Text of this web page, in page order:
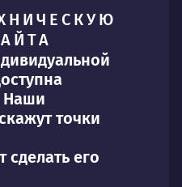
Наши
точки
сделать его